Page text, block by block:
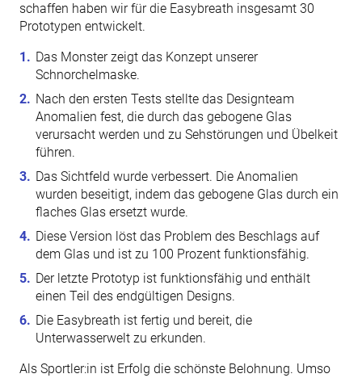
schaffen haben wir für die Easybreath insgesamt 30
Prototypen entwickelt.
Das Monster zeigt das Konzept unserer
Schnorchelmaske.
Nach den ersten Tests stellte das Designteam
Anomalien fest, die durch das gebogene Glas
verursacht werden und zu Sehstörungen und Übelkeit
führen.
Das Sichtfeld wurde verbessert. Die Anomalien
wurden beseitigt, indem das gebogene Glas durch ein
flaches Glas ersetzt wurde.
Diese Version löst das Problem des Beschlags auf
dem Glas und ist zu 100 Prozent funktionsfähig.
Der letzte Prototyp ist funktionsfähig und enthält
einen Teil des endgültigen Designs.
Die Easybreath ist fertig und bereit, die
Unterwasserwelt zu erkunden.
Als Sportler:in ist Erfolg die schönste Belohnung. Umso